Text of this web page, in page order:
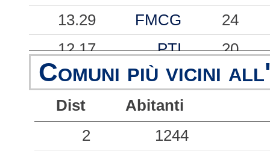
13.29
FMCG
24
12.17
PTI
20
11.57
SNO
10
8.47
ACQT
7.50
RQT
Comuni più vicini
Dist
Abitanti
2
1244